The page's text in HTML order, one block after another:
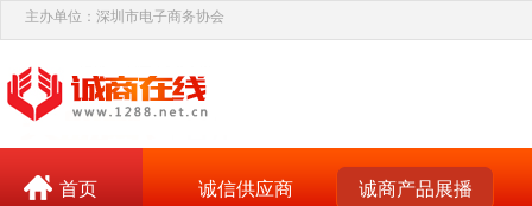
主办单位：深圳市电子商务协会
首页 诚信供应商 诚商产品展播